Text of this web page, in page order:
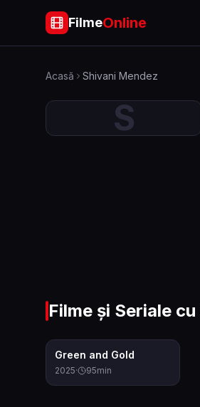
FilmeOnline
Acasă Shivani Mendez
S
Filme și Seriale cu
Green and Gold
2025· 95min